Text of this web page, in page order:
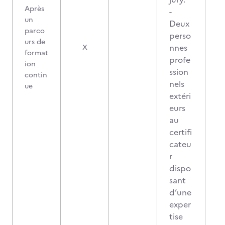
Après
un
parco
urs de
format
ion
contin
ue
X
-
Deux
perso
nnes
profe
ssion
nels
extéri
eurs
au
certifi
cateu
r
dispo
sant
d’une
exper
tise